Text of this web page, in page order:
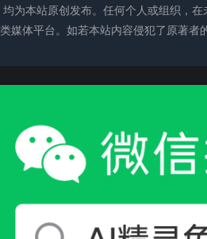
为本站原创发布。任何个人或组织，
媒体平台。如若本站内容侵犯了原著者